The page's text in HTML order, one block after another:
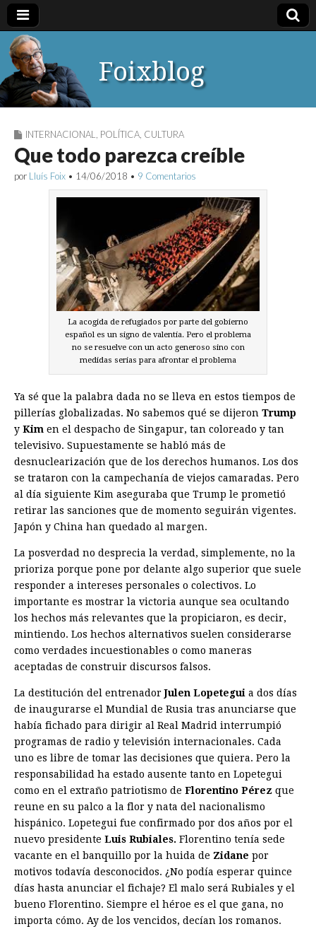
Foixblog
INTERNACIONAL POLÍTICA CULTURA
Que todo parezca creíble
por Lluís Foix • 14/06/2018 • 9 Comentarios
La acogida de refugiados por parte del gobierno
español es un signo de valentía. Pero el problema
no se resuelve con un acto generoso sino con
medidas serias para afrontar el problema
Ya sé que la palabra dada no se lleva en estos tiempos de
pillerías globalizadas. No sabemos qué se dijeron Trump
y Kim en el despacho de Singapur, tan coloreado y tan
televisivo. Supuestamente se habló más de
desnuclearización que de los derechos humanos. Los dos
se trataron con la campechanía de viejos camaradas. Pero
al día siguiente Kim aseguraba que Trump le prometió
retirar las sanciones que de momento seguirán vigentes.
Japón y China han quedado al margen.
La posverdad no desprecia la verdad, simplemente, no la
prioriza porque pone por delante algo superior que suele
responder a intereses personales o colectivos. Lo
importante es mostrar la victoria aunque sea ocultando
los hechos más relevantes que la propiciaron, es decir,
mintiendo. Los hechos alternativos suelen considerarse
como verdades incuestionables o como maneras
aceptadas de construir discursos falsos.
La destitución del entrenadorJulen Lopetegui a dos días
de inaugurarse el Mundial de Rusia tras anunciarse que
había fichado para dirigir al Real Madrid interrumpió
programas de radio y televisión internacionales. Cada
uno es libre de tomar las decisiones que quiera. Pero la
responsabilidad ha estado ausente tanto en Lopetegui
como en el extraño patriotismo de Florentino Pérez que
reune en su palco a la flor y nata del nacionalismo
hispánico. Lopetegui fue confirmado por dos años por el
nuevo presidente Luis Rubiales. Florentino tenía sede
vacante en el banquillo por la huida de Zidane por
motivos todavía desconocidos. ¿No podía esperar quince
días hasta anunciar el fichaje? El malo será Rubiales y el
bueno Florentino. Siempre el héroe es el que gana, no
importa cómo. Ay de los vencidos, decían los ­romanos.